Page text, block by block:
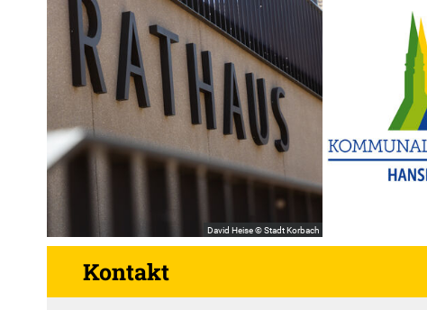
David Heise © Stadt Korbach
Kontakt